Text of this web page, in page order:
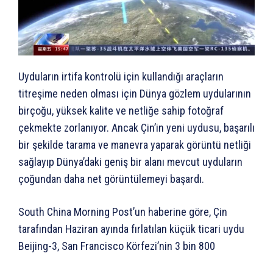
Uyduların irtifa kontrolü için kullandığı araçların
titreşime neden olması için Dünya gözlem uydularının
birçoğu, yüksek kalite ve netliğe sahip fotoğraf
çekmekte zorlanıyor. Ancak Çin’in yeni uydusu, başarılı
bir şekilde tarama ve manevra yaparak görüntü netliği
sağlayıp Dünya’daki geniş bir alanı mevcut uyduların
çoğundan daha net görüntülemeyi başardı.
South China Morning Post’un haberine göre, Çin
tarafından Haziran ayında fırlatılan küçük ticari uydu
Beijing-3, San Francisco Körfezi’nin 3 bin 800